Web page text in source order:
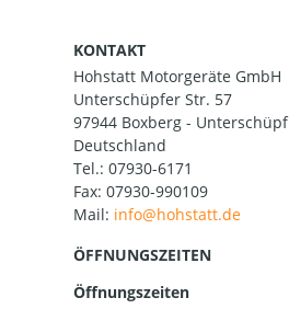
KONTAKT
Hohstatt Motorgeräte GmbH
Unterschüpfer Str. 57
97944 Boxberg - Unterschüpf
Deutschland
Tel.: 07930-6171
Fax: 07930-990109
Mail:
ÖFFNUNGSZEITEN
Öffnungszeiten